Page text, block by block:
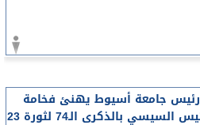
رئيس جامعة أسيوط يهنئ فخامة
الرئيس السيسي بالذكرى الـ74 لثورة 23